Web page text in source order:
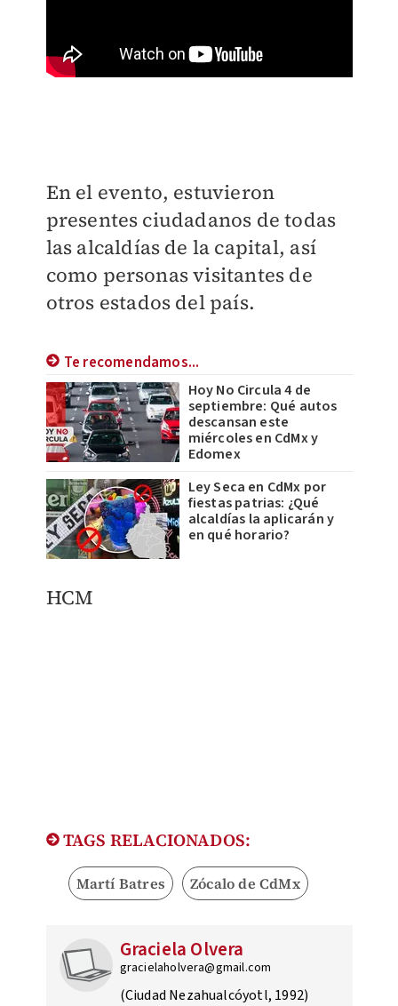
En el evento, estuvieron
presentes ciudadanos de todas
las alcaldías de la capital, así
como personas visitantes de
otros estados del país.
Te recomendamos...
Hoy No Circula 4 de
septiembre: Qué autos
descansan este
miércoles en CdMx y
Edomex
Ley Seca en CdMx por
fiestas patrias: ¿Qué
alcaldías la aplicarán y
en qué horario?
HCM
TAGS RELACIONADOS:
Martí Batres Zócalo de CdMx
Graciela Olvera
gracielaholvera@gmail.com
(Ciudad Nezahualcóyotl, 1992)